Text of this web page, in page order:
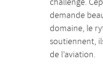
demande
domaine, le
soutiennent,
de l’aviation.